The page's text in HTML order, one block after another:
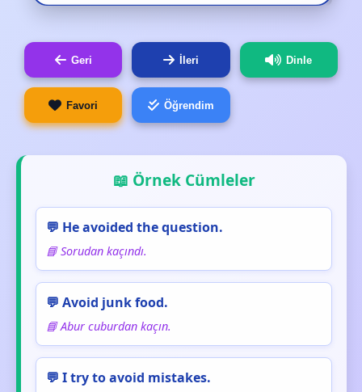
Geri İleri Dinle
Favori Öğrendim
📖 Örnek Cümleler
💬 He avoided the question.
📘 Sorudan kaçındı.
💬 Avoid junk food.
📘 Abur cuburdan kaçın.
💬 I try to avoid mistakes.